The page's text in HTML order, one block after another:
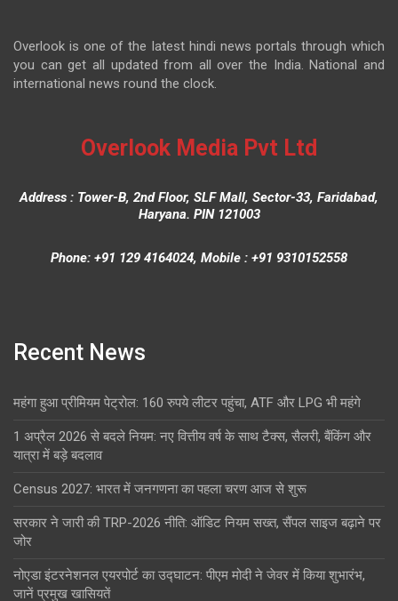
Overlook is one of the latest hindi news portals through which
you can get all updated from all over the India. National and
international news round the clock.
Overlook Media Pvt Ltd
Address : Tower-B, 2nd Floor, SLF Mall, Sector-33, Faridabad,
Haryana. PIN 121003
Phone: +91 129 4164024, Mobile : +91 9310152558
Recent News
महंगा हुआ प्रीमियम पेट्रोल: 160 रुपये लीटर पहुंचा, ATF और LPG भी महंगे
1 अप्रैल 2026 से बदले नियम: नए वित्तीय वर्ष के साथ टैक्स, सैलरी, बैंकिंग और
यात्रा में बड़े बदलाव
Census 2027: भारत में जनगणना का पहला चरण आज से शुरू
सरकार ने जारी की TRP-2026 नीति: ऑडिट नियम सख्त, सैंपल साइज बढ़ाने पर
जोर
नोएडा इंटरनेशनल एयरपोर्ट का उद्घाटन: पीएम मोदी ने जेवर में किया शुभारंभ,
जानें प्रमुख खासियतें